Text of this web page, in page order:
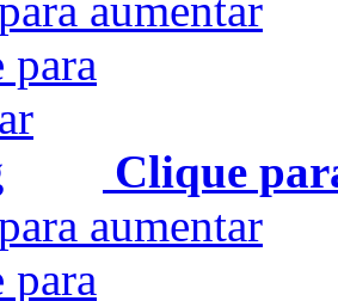
Clique
aumentar